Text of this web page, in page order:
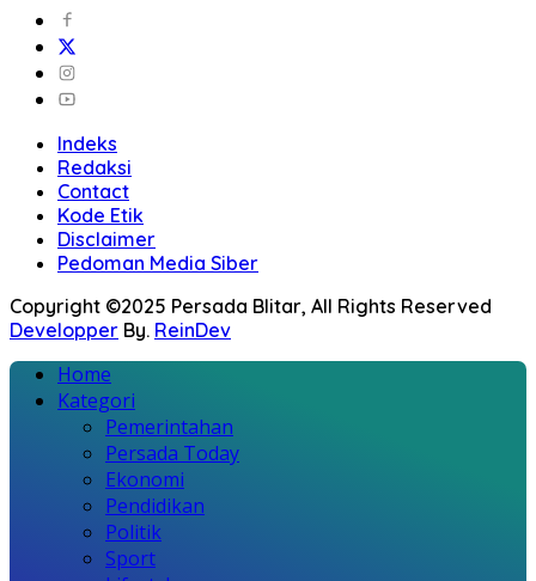
Indeks
Redaksi
Contact
Kode Etik
Disclaimer
Pedoman Media Siber
Copyright ©2025 Persada Blitar, All Rights Reserved
Developper By. ReinDev
Home
Kategori
Pemerintahan
Persada Today
Ekonomi
Pendidikan
Politik
Sport